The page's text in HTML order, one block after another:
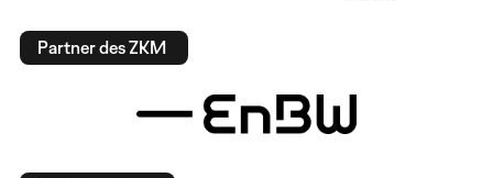
Partner des ZKM